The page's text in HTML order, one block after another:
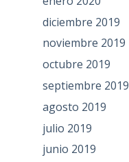
diciembre 2019
noviembre 2019
octubre 2019
septiembre 2019
agosto 2019
julio 2019
junio 2019